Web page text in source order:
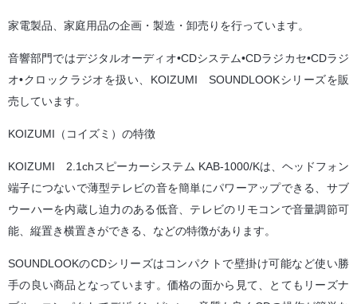
家電製品、家庭用品の企画・製造・卸売りを行っています。
音響部門ではデジタルオーディオ•CDシステム•CDラジカセ•CDラジ
オ•クロックラジオを扱い、KOIZUMI SOUNDLOOKシリーズを販
売しています。
KOIZUMI（コイズミ）の特徴
KOIZUMI 2.1chスピーカーシステム KAB-1000/Kは、ヘッドフォン
端子につないで薄型テレビの音を簡単にパワーアップできる、サブ
ウーハーを内蔵し迫力のある低音、テレビのリモコンで音量調節可
能、縦置き横置きができる、などの特徴があります。
SOUNDLOOKのCDシリーズはコンパクトで壁掛け可能など使い勝
手の良い商品となっています。価格の面から見て、とてもリーズナ